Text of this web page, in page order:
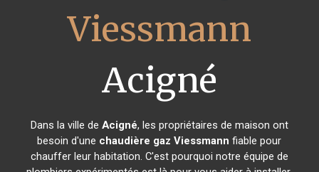
Viessmann
Acigné
Dans la ville de Acigné, les propriétaires de maison ont
besoin d'une chaudière gaz Viessmann fiable pour
chauffer leur habitation. C'est pourquoi notre équipe de